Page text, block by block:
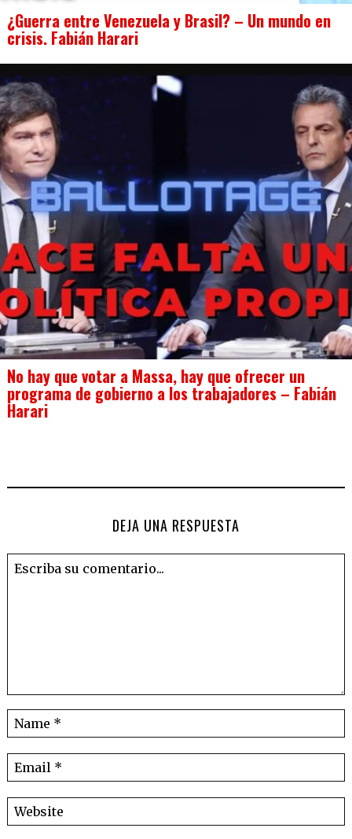
¿Guerra entre Venezuela y Brasil? – Un mundo en
crisis. Fabián Harari
No hay que votar a Massa, hay que ofrecer un
programa de gobierno a los trabajadores – Fabián
Harari
DEJA UNA RESPUESTA